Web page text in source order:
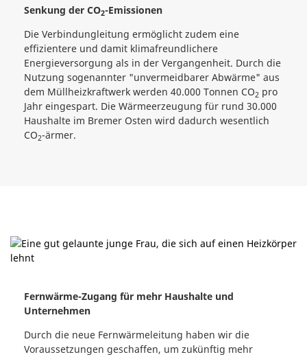
Senkung der CO2-Emissionen
Die Verbindungleitung ermöglicht zudem eine
effizientere und damit klimafreundlichere
Energieversorgung als in der Vergangenheit. Durch die
Nutzung sogenannter "unvermeidbarer Abwärme" aus
dem Müllheizkraftwerk werden 40.000 Tonnen CO2 pro
Jahr eingespart. Die Wärmeerzeugung für rund 30.000
Haushalte im Bremer Osten wird dadurch wesentlich
CO2-ärmer.
Fernwärme-Zugang für mehr Haushalte und
Unternehmen
Durch die neue Fernwärmeleitung haben wir die
Voraussetzungen geschaffen, um zukünftig mehr